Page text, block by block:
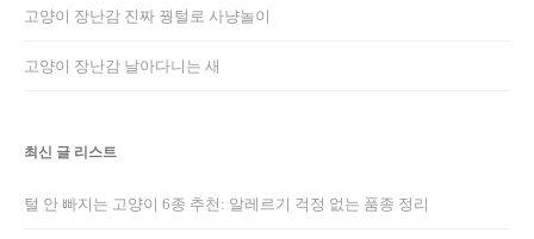
고양이 장난감 진짜 꿩털로 사냥놀이
고양이 장난감 날아다니는 새
최신 글 리스트
털 안 빠지는 고양이 6종 추천: 알레르기 걱정 없는 품종 정리